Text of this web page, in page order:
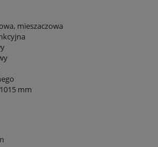
mieszaczowa
mm